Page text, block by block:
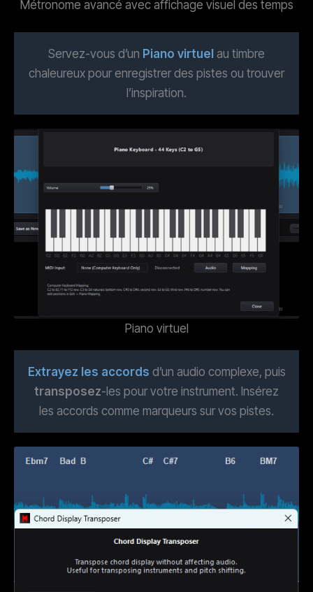
Métronome avancé avec affichage visuel des temps
Servez-vous d’un Piano virtuel au timbre
chaleureux pour enregistrer des pistes ou trouver
l’inspiration.
Piano virtuel
Extrayez les accords d’un audio complexe, puis
transposez-les pour votre instrument. Insérez
les accords comme marqueurs sur vos pistes.